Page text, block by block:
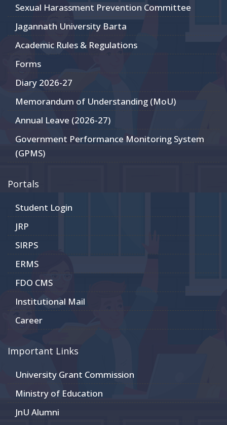
Sexual Harassment Prevention Committee
Jagannath University Barta
Academic Rules & Regulations
Forms
Diary 2026-27
Memorandum of Understanding (MoU)
Annual Leave (2026-27)
Government Performance Monitoring System
(GPMS)
Portals
Student Login
JRP
SIRPS
ERMS
FDO CMS
Institutional Mail
Career
Important Links
University Grant Commission
Ministry of Education
JnU Alumni